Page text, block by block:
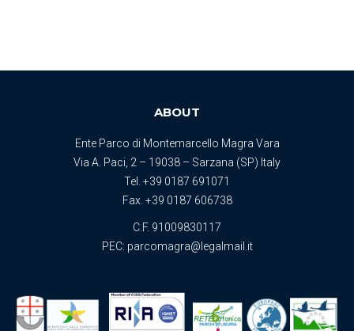
ABOUT
Ente Parco di Montemarcello Magra Vara
Via A. Paci, 2 – 19038 – Sarzana (SP) Italy
Tel. +39 0187 691071
Fax. +39 0187 606738
C.F. 91009830117
PEC: parcomagra@legalmail.it